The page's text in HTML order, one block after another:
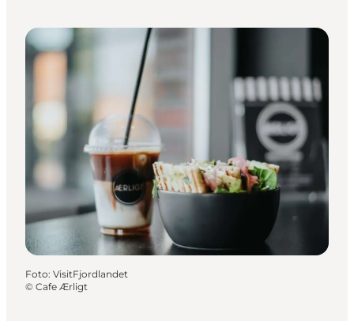
Foto: VisitFjordlandet
© Cafe Ærligt